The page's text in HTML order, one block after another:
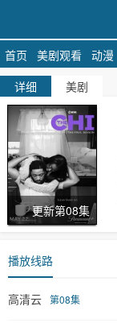
首页 美剧观看 动漫
详细 美剧
更新第08集
播放线路
高清云 第08集